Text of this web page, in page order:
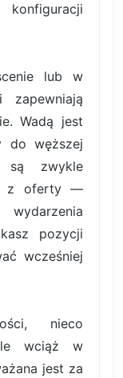
lub w
zapewniają
Wadą jest
do węższej
są zwykle
z oferty —
pozycji
wcześniej
nieco
wciąż w
jest za